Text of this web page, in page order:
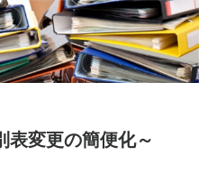
表変更の簡便化～